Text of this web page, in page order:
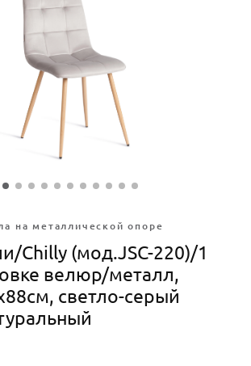
на металлической опоре
Chilly (мод.JSC-220)/1
велюр/металл,
светло-серый